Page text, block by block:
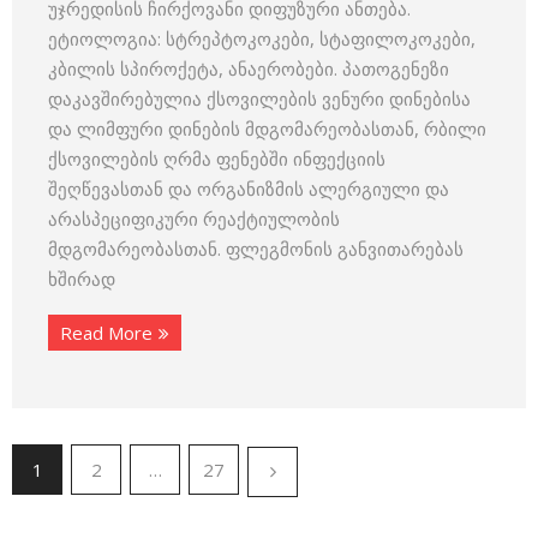
უჯრედისის ჩირქოვანი დიფუზური ანთება.
ეტიოლოგია: სტრეპტოკოკები, სტაფილოკოკები,
კბილის სპიროქეტა, ანაერობები. პათოგენეზი
დაკავშირებულია ქსოვილების ვენური დინებისა
და ლიმფური დინების მდგომარეობასთან, რბილი
ქსოვილების ღრმა ფენებში ინფექციის
შეღწევასთან და ორგანიზმის ალერგიული და
არასპეციფიკური რეაქტიულობის
მდგომარეობასთან. ფლეგმონის განვითარებას
ხშირად
Read More
1 2 … 27